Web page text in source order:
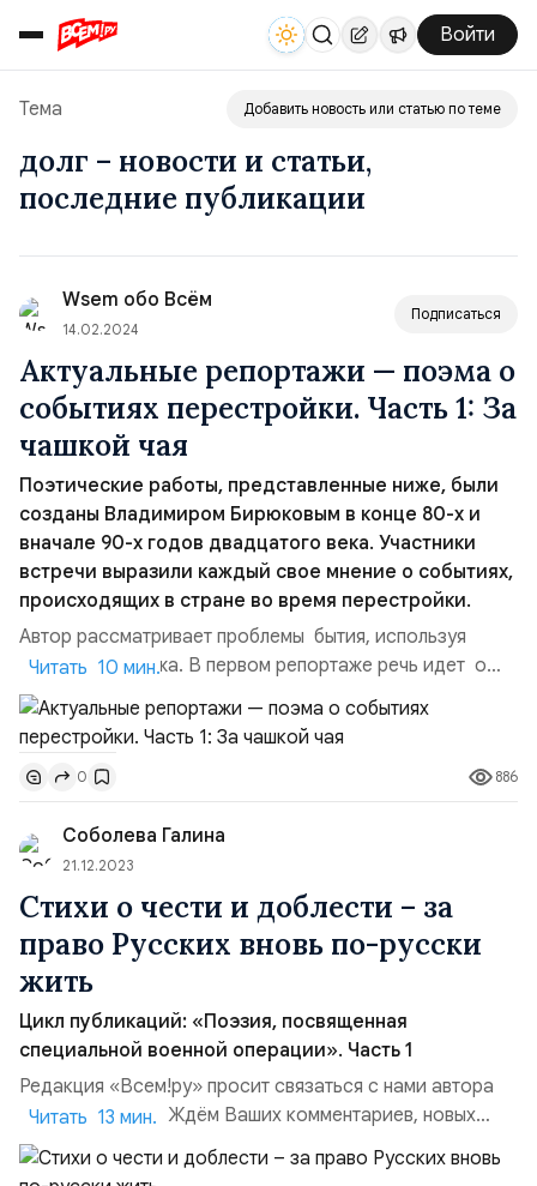
Войти
Тема Добавить новость или статью по теме
долг – новости и статьи,
последние публикации
Wsem обо Всём
14.02.2024
Подписаться
Актуальные репортажи — поэма о
событиях перестройки. Часть 1: За
чашкой чая
Поэтические работы, представленные ниже, были
созданы Владимиром Бирюковым в конце 80-х и
вначале 90-х годов двадцатого века. Участники
встречи выразили каждый свое мнение о событиях,
происходящих в стране во время перестройки.
Автор рассматривает проблемы бытия, используя
форму репортажа. В первом репортаже речь идет о
встрече поэта, прозаика, публициста, журналиста,
критика с читателем, который пригласил их на чашку
чая во время так называемой «перестройки».
Участники встречи выразили каждый свое мнение о
событиях, происходящих в стране, только читатель не
...
Читать 10 мин.
0 886
Соболева Галина
21.12.2023
Стихи о чести и доблести – за
право Русских вновь по-русски
жить
Цикл публикаций: «Поэзия, посвященная
специальной военной операции». Часть 1
Редакция «Всем!ру» просит связаться с нами автора
стихотворений. Ждём Ваших комментариев, новых
стихов и клипов: privet@wsem.ruЦикл публикаций:
«Поэзия, посвященная специальной военной
Читать 13 мин.